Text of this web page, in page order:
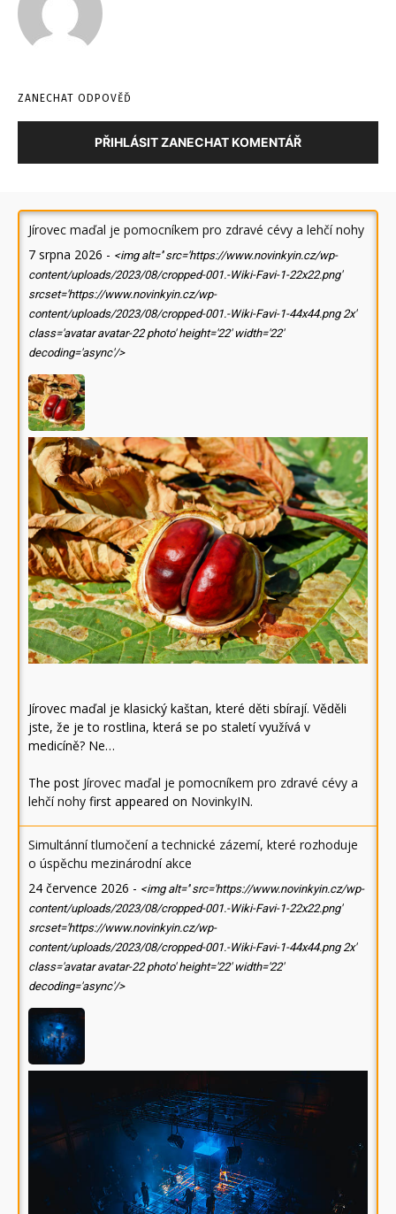
ZANECHAT ODPOVĚĎ
PŘIHLÁSIT ZANECHAT KOMENTÁŘ
Jírovec maďal je pomocníkem pro zdravé cévy a lehčí nohy
7 srpna 2026 - <img alt='' src='https://www.novinkyin.cz/wp-
content/uploads/2023/08/cropped-001.-Wiki-Favi-1-22x22.png'
srcset='https://www.novinkyin.cz/wp-
content/uploads/2023/08/cropped-001.-Wiki-Favi-1-44x44.png 2x'
class='avatar avatar-22 photo' height='22' width='22'
decoding='async'/>
Jírovec maďal je klasický kaštan, které děti sbírají. Věděli
jste, že je to rostlina, která se po staletí využívá v
medicíně? Ne…
The post Jírovec maďal je pomocníkem pro zdravé cévy a
lehčí nohy first appeared on NovinkyIN.
Simultánní tlumočení a technické zázemí, které rozhoduje
o úspěchu mezinárodní akce
24 července 2026 - <img alt='' src='https://www.novinkyin.cz/wp-
content/uploads/2023/08/cropped-001.-Wiki-Favi-1-22x22.png'
srcset='https://www.novinkyin.cz/wp-
content/uploads/2023/08/cropped-001.-Wiki-Favi-1-44x44.png 2x'
class='avatar avatar-22 photo' height='22' width='22'
decoding='async'/>